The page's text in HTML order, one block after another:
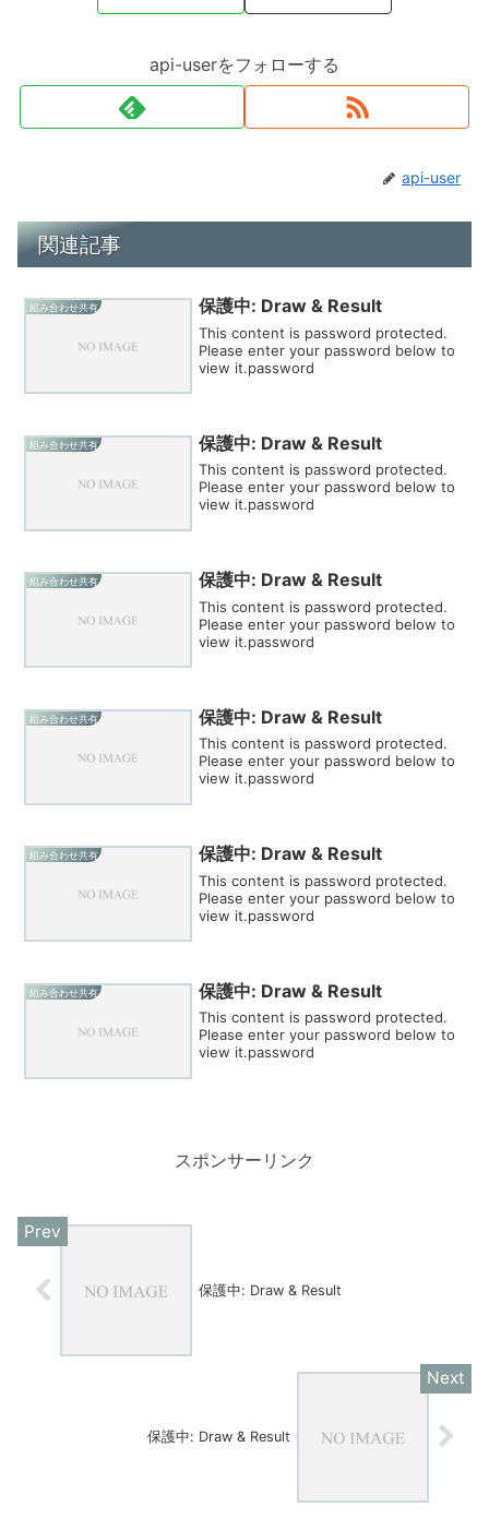
api-userをフォローする
api-user
関連記事
組み合わせ共有 保護中: Draw & Result
This content is password protected.
Please enter your password below to
view it.password
組み合わせ共有 保護中: Draw & Result
This content is password protected.
Please enter your password below to
view it.password
組み合わせ共有 保護中: Draw & Result
This content is password protected.
Please enter your password below to
view it.password
組み合わせ共有 保護中: Draw & Result
This content is password protected.
Please enter your password below to
view it.password
組み合わせ共有 保護中: Draw & Result
This content is password protected.
Please enter your password below to
view it.password
組み合わせ共有 保護中: Draw & Result
This content is password protected.
Please enter your password below to
view it.password
スポンサーリンク
保護中: Draw & Result
保護中: Draw & Result